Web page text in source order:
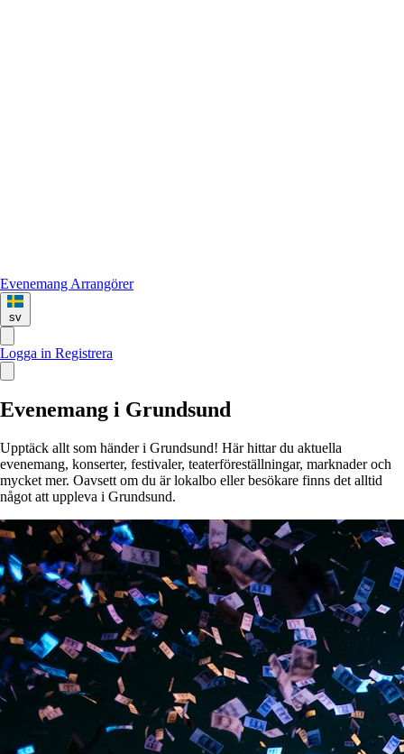
Evenemang Arrangörer
sv
Logga in Registrera
Evenemang i Grundsund
Upptäck allt som händer i Grundsund! Här hittar du aktuella
evenemang, konserter, festivaler, teaterföreställningar, marknader och
mycket mer. Oavsett om du är lokalbo eller besökare finns det alltid
något att uppleva i Grundsund.